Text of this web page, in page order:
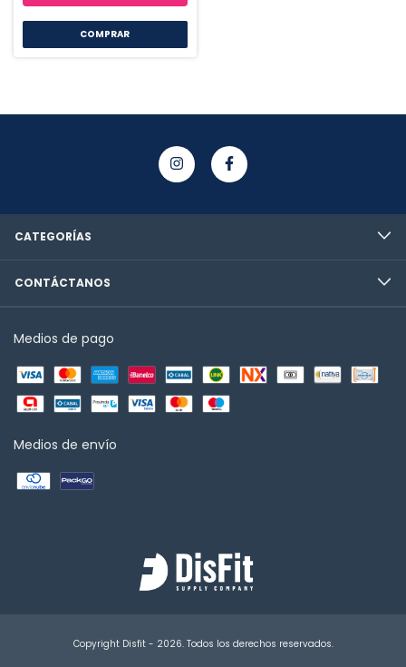
CATEGORÍAS
CONTÁCTANOS
Medios de pago
Medios de envío
Copyright Disfit - 2026. Todos los derechos reservados.